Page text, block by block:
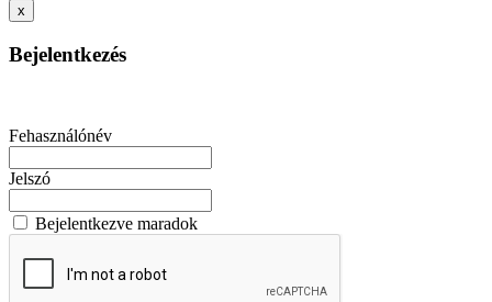
x
Bejelentkezés
Fehasználónév
Jelszó
Bejelentkezve maradok